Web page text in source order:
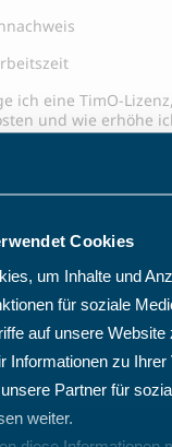
Cookies
um Inhalte und
für soziale
auf unsere Website
Informationen zu Ihrer
Partner für
weiter.
ich eine TimO-
und wie erhöhe
mir bestimmte
auf dem Projekt keine
Einstellungen
einer Löschung
( 52 )